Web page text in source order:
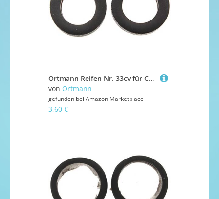
Ortmann Reifen Nr. 33cv für Carrera 132 Shelby Cobra 289
von Ortmann
gefunden bei Amazon Marketplace
3,60 €